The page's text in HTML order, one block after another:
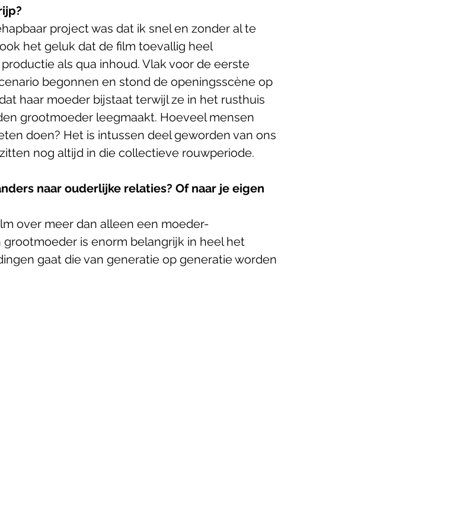
project was dat ik snel en zonder al te
het geluk dat de film toevallig heel
als qua inhoud. Vlak voor de eerste
begonnen en stond de openingsscène op
haar moeder bijstaat terwijl ze in het rusthuis
grootmoeder leegmaakt. Hoeveel mensen
doen? Het is intussen deel geworden van ons
nog altijd in die collectieve rouwperiode.
naar ouderlijke relaties? Of naar je eigen
over meer dan alleen een moeder-
is enorm belangrijk in heel het
gaat die van generatie op generatie worden